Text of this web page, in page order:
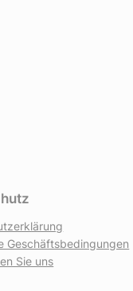
Geschäftsbedingungen
Sie uns